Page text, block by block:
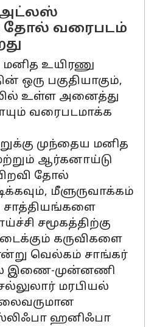
அட்லஸ்
தோல் வரைபடம்
உயிரணு
ஒரு பகுதியாகும்,
உள்ள அனைத்து
வரைபடமாக்க
முந்தைய மனித
ஆர்கனாய்டு
தோல்
மீளுருவாக்கம்
சாத்தியங்களை
சமூகத்திற்கு
கருவிகளை
வெல்கம் சாங்கர்
இணை-முன்னணி
மரபியல்
ஹனிஃபா